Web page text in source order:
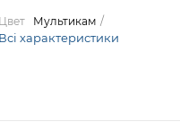
Цвет Мультикам
Всі характеристики